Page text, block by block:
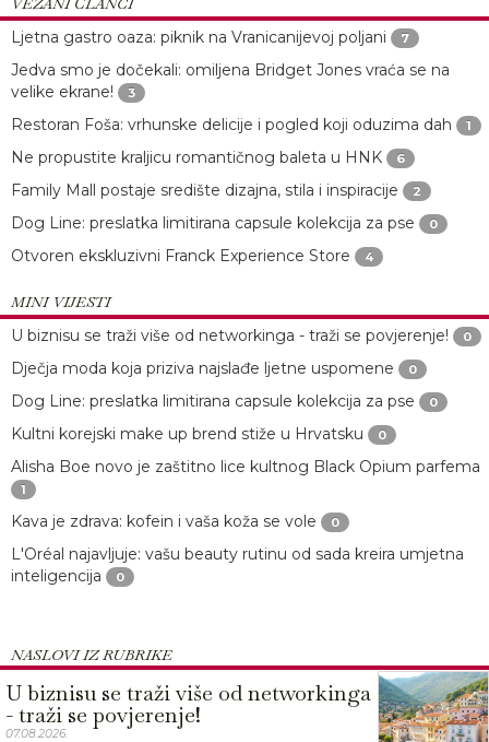
Ljetna gastro oaza: piknik na Vranicanijevoj poljani
7
Jedva smo je dočekali: omiljena Bridget Jones vraća se na
velike ekrane!
3
Restoran Foša: vrhunske delicije i pogled koji oduzima dah 1
Ne propustite kraljicu romantičnog baleta u HNK 6
Family Mall postaje središte dizajna, stila i inspiracije 2
Dog Line: preslatka limitirana capsule kolekcija za pse 0
Otvoren ekskluzivni Franck Experience Store 4
MINI VIJESTI
U biznisu se traži više od networkinga - traži se povjerenje!
0
Dječja moda koja priziva najslađe ljetne uspomene 0
Dog Line: preslatka limitirana capsule kolekcija za pse 0
Kultni korejski make up brend stiže u Hrvatsku 0
Alisha Boe novo je zaštitno lice kultnog Black Opium parfema
1
Kava je zdrava: kofein i vaša koža se vole 0
L'Oréal najavljuje: vašu beauty rutinu od sada kreira umjetna
inteligencija
0
NASLOVI IZ RUBRIKE
U biznisu se traži više od networkinga
- traži se povjerenje!
07.08.2026.